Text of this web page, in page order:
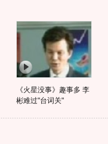
《火星没事》趣事多 李
彬难过"台词关"